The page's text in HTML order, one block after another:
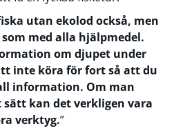
utan ekolod också, men
med alla hjälpmedel.
om djupet under
inte köra för fort så att du
information. Om man
kan det verkligen vara
verktyg.”